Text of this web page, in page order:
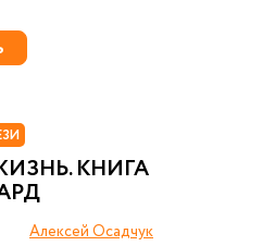
КНИГА
Алексей Осадчук